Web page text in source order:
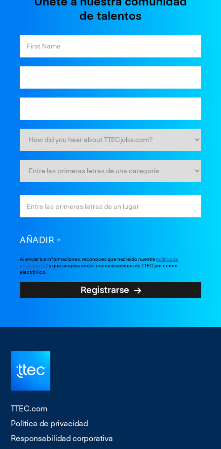
de talentos
AÑADIR
Al enviar tus informaciones, reconoces que haz leído nuestrapolítica de
privacidad
y que aceptas recibir comunicaciones de TTEC por correo
electrónico.
Registrarse
TTEC.com
Política de privacidad
Responsabilidad corporativa